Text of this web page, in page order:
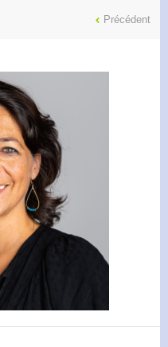
Précédent